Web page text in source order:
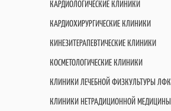
КАРДИОЛОГИЧЕСКИЕ КЛИНИКИ
КАРДИОХИРУРГИЧЕСКИЕ КЛИНИКИ
КИНЕЗИТЕРАПЕВТИЧЕСКИЕ КЛИНИКИ
КОСМЕТОЛОГИЧЕСКИЕ КЛИНИКИ
КЛИНИКИ ЛЕЧЕБНОЙ ФИЗКУЛЬТУРЫ ЛФК
КЛИНИКИ НЕТРАДИЦИОННОЙ МЕДИЦИНЫ